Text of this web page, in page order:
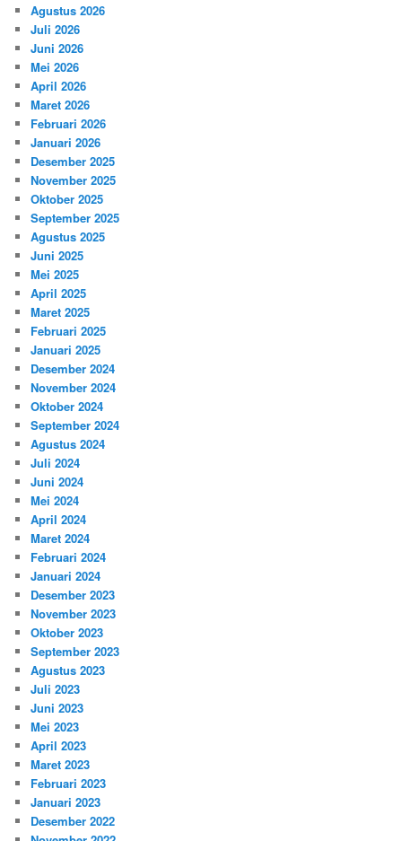
Agustus 2026
Juli 2026
Juni 2026
Mei 2026
April 2026
Maret 2026
Februari 2026
Januari 2026
Desember 2025
November 2025
Oktober 2025
September 2025
Agustus 2025
Juni 2025
Mei 2025
April 2025
Maret 2025
Februari 2025
Januari 2025
Desember 2024
November 2024
Oktober 2024
September 2024
Agustus 2024
Juli 2024
Juni 2024
Mei 2024
April 2024
Maret 2024
Februari 2024
Januari 2024
Desember 2023
November 2023
Oktober 2023
September 2023
Agustus 2023
Juli 2023
Juni 2023
Mei 2023
April 2023
Maret 2023
Februari 2023
Januari 2023
Desember 2022